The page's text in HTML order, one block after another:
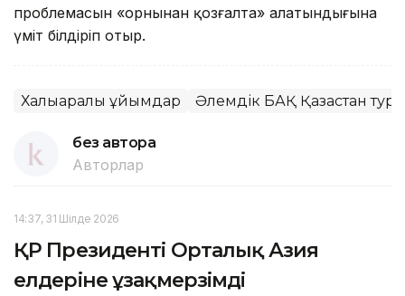
проблемасын «орнынан қозғалта» алатындығына
үміт білдіріп отыр.
Халықаралық ұйымдар Әлемдік БАҚ Қазақстан
без автора
Авторлар
14:37, 31 Шілде 2026
ҚР Президенті Орталық Азия
елдеріне ұзақмерзімді